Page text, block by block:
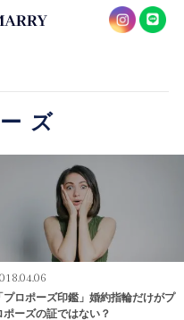
ズ
プロポーズ印鑑」婚約指輪だけがプ
ポーズの証ではない？